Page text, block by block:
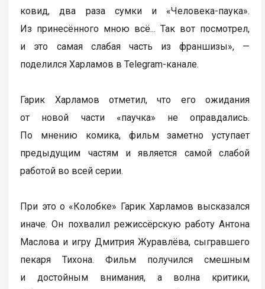
ковид, два раза сумки и «Человека-паука».
Из принесённого мною всё... Так вот посмотрел,
и это самая слабая часть из франшизы», —
поделился Харламов в Telegram-канале.
Гарик Харламов отметил, что его ожидания
от новой части «паучка» не оправдались.
По мнению комика, фильм заметно уступает
предыдущим частям и является самой слабой
работой во всей серии.
При это о «Колобке» Гарик Харламов высказался
иначе. Он похвалил режиссёрскую работу Антона
Маслова и игру Дмитрия Журавлёва, сыгравшего
пекаря Тихона. Фильм получился смешным
и достойным внимания, а волна критики,